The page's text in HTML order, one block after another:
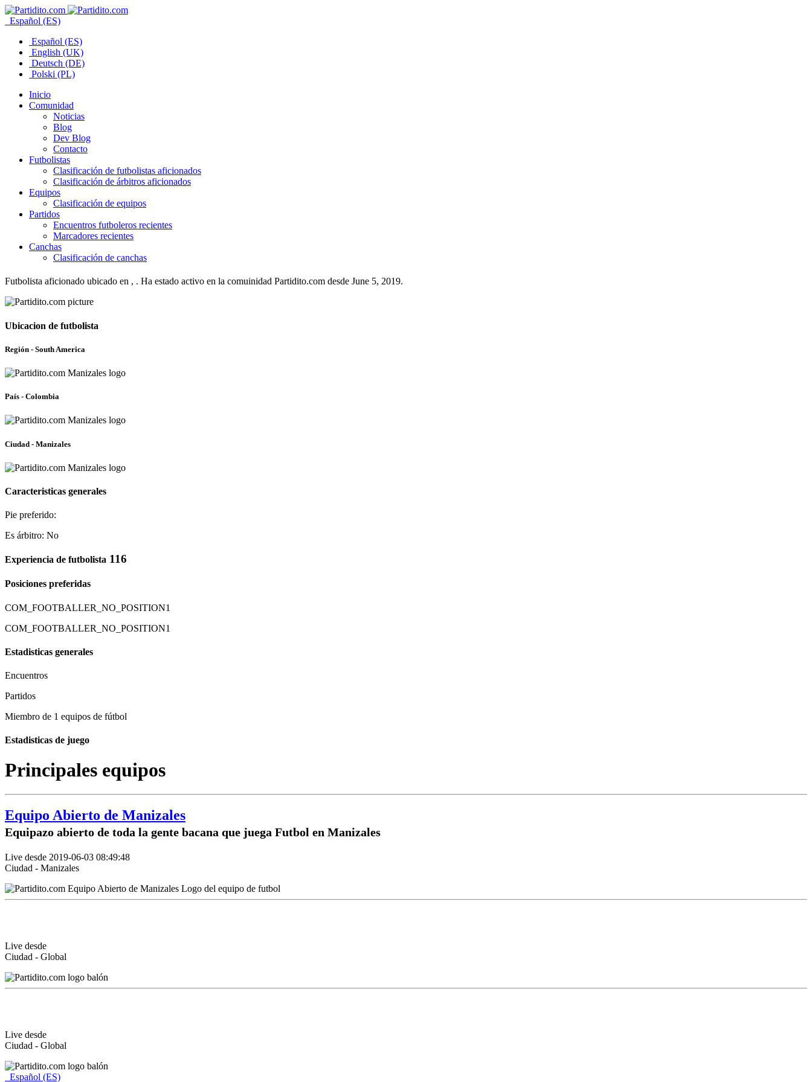
Español (ES)
Español (ES)
English (UK)
Deutsch (DE)
Polski (PL)
Inicio
Comunidad
Noticias
Blog
Dev Blog
Contacto
Futbolistas
Clasificación de futbolistas aficionados
Clasificación de árbitros aficionados
Equipos
Clasificación de equipos
Partidos
Encuentros futboleros recientes
Marcadores recientes
Canchas
Clasificación de canchas
Futbolista aficionado ubicado en , . Ha estado activo en la comuinidad Partidito.com desde June 5, 2019.
Ubicacion de futbolista
Región - South America
País - Colombia
Ciudad - Manizales
Caracteristicas generales
Pie preferido:
Es árbitro: No
Experiencia de futbolista 116
Posiciones preferidas
COM_FOOTBALLER_NO_POSITION1
COM_FOOTBALLER_NO_POSITION1
Estadisticas generales
Encuentros
Partidos
Miembro de 1 equipos de fútbol
Estadisticas de juego
Principales equipos
Equipo Abierto de Manizales
Equipazo abierto de toda la gente bacana que juega Futbol en Manizales
Live desde 2019-06-03 08:49:48
Ciudad - Manizales
Live desde
Ciudad - Global
Live desde
Ciudad - Global
Español (ES)